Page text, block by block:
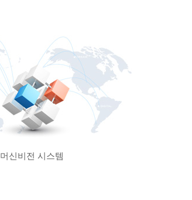
머신비전 시스템